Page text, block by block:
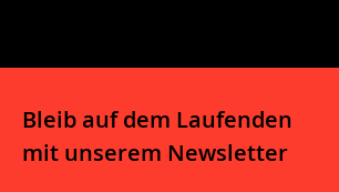
Bleib auf dem Laufenden
mit unserem Newsletter